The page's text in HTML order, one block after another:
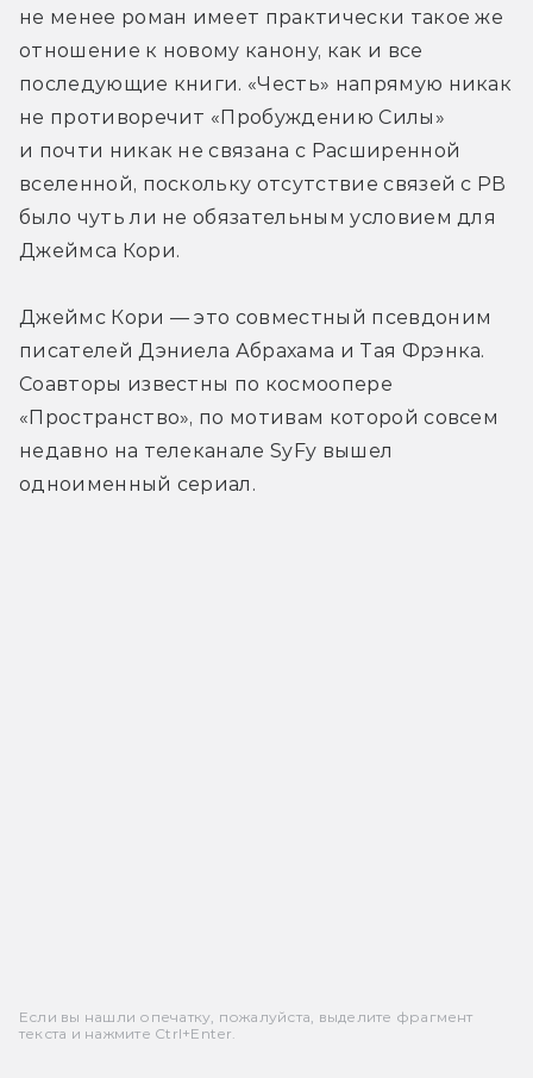
не менее роман имеет практически такое же
отношение к новому канону, как и все
последующие книги. «Честь» напрямую никак
не противоречит «Пробуждению Силы»
и почти никак не связана с Расширенной
вселенной, поскольку отсутствие связей с РВ
было чуть ли не обязательным условием для
Джеймса Кори.
Джеймс Кори — это совместный псевдоним
писателей Дэниела Абрахама и Тая Фрэнка.
Соавторы известны по космоопере
«Пространство», по мотивам которой совсем
недавно на телеканале SyFy вышел
одноименный сериал.
Если вы нашли опечатку, пожалуйста, выделите фрагмент
текста и нажмите Ctrl+Enter.